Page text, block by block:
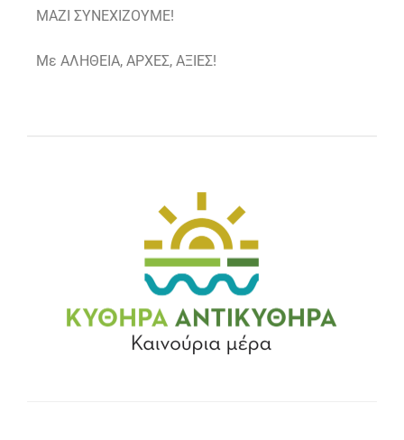
ΜΑΖΙ ΣΥΝΕΧΙΖΟΥΜΕ!
Με ΑΛΗΘΕΙΑ, ΑΡΧΕΣ, ΑΞΙΕΣ!